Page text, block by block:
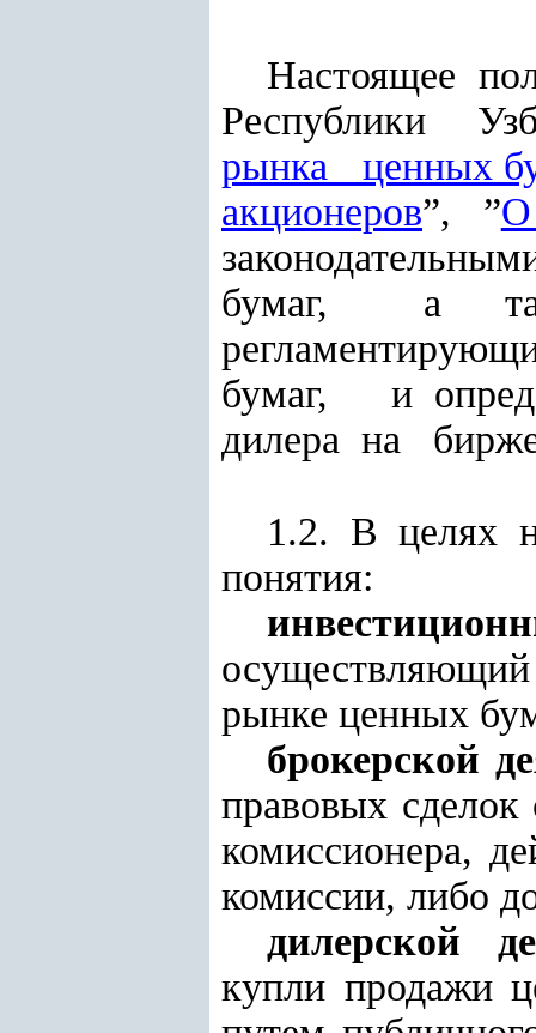
Настоящее
Республики
рынка ценных
акционеров”, ”О
бумаг, а
бумаг, и
дилера на
1.2. В целях
понятия:
рынке ценных
брокерской
правовых
комиссионера,
комиссии, либо
дилерской
купли продажи